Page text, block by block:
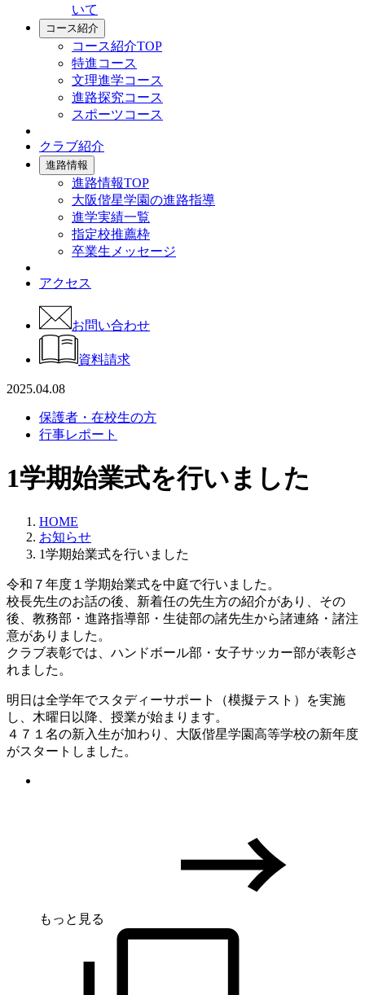
いて
コース紹介
コース紹介TOP
特進コース
文理進学コース
進路探究コース
スポーツコース
クラブ紹介
進路情報
進路情報TOP
大阪偕星学園の進路指導
進学実績一覧
指定校推薦枠
卒業生メッセージ
アクセス
お問い合わせ
資料請求
2025.04.08
保護者・在校生の方
行事レポート
1学期始業式を行いました
HOME
お知らせ
1学期始業式を行いました
令和７年度１学期始業式を中庭で行いました。
校長先生のお話の後、新着任の先生方の紹介があり、その
後、教務部・進路指導部・生徒部の諸先生から諸連絡・諸注
意がありました。
クラブ表彰では、ハンドボール部・女子サッカー部が表彰さ
れました。
明日は全学年でスタディーサポート（模擬テスト）を実施
し、木曜日以降、授業が始まります。
４７１名の新入生が加わり、大阪偕星学園高等学校の新年度
がスタートしました。
もっと見る